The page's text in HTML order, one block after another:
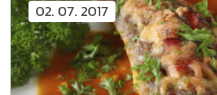
02. 07. 2017